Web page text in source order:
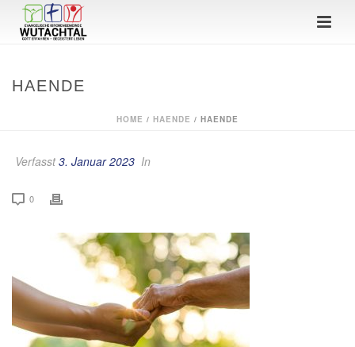
HAENDE
HOME / HAENDE / HAENDE
Verfasst3. Januar 2023 In
0